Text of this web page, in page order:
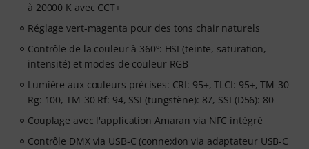
à 20000 K avec CCT+
Réglage vert-magenta pour des tons chair naturels
Contrôle de la couleur à 360º: HSI (teinte, saturation,
intensité) et modes de couleur RGB
Lumière aux couleurs précises: CRI: 95+, TLCI: 95+, TM-30
Rg: 100, TM-30 Rf: 94, SSI (tungstène): 87, SSI (D56): 80
Couplage avec l'application Amaran via NFC intégré
Contrôle DMX via USB-C (connexion via adaptateur USB-C